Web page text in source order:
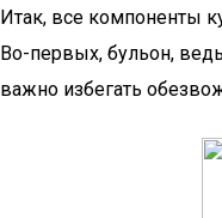
Итак, все компоненты
Во-первых, бульон,
важно избегать